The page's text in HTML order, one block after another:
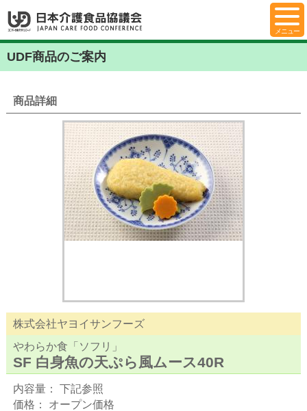
UDF商品のご案内
商品詳細
株式会社ヤヨイサンフーズ
やわらか食「ソフリ」
SF 白身魚の天ぷら風ムース40R
内容量： 下記参照
価格： オープン価格